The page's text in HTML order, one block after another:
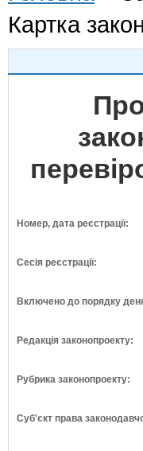
Картка
Номер, дата реєстрації:
Сесія реєстрації:
Включено до порядку
Редакція законопроекту:
Рубрика законопроекту:
Суб'єкт права